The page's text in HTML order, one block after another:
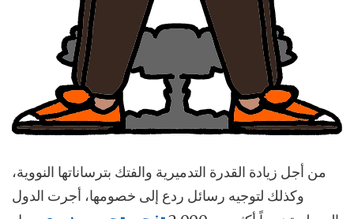
من أجل زيادة القدرة التدميرية والفتك بترساناتها النووية،
وكذلك لتوجيه رسائل ردع إلى خصومها، أجرت الدول